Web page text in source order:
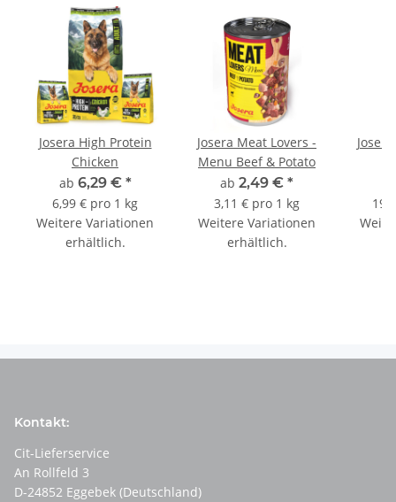
Josera High Protein
Chicken
ab 6,29 € *
6,99 € pro 1 kg
Weitere Variationen
erhältlich.
Josera Meat Lovers -
Menu Beef & Potato
ab 2,49 € *
3,11 € pro 1 kg
Weitere Variationen
erhältlich.
Kontakt:
Cit-Lieferservice
An Rollfeld 3
D-24852 Eggebek (Deutschland)